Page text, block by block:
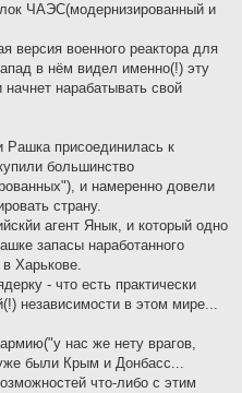
ЧАЭС(модернизированный и
версия военного реактора для
в нём видел именно(!) эту
нарабатывать свой
присоединилась к
большинство
и намеренно довели
страну.
агент Янык, и который одно
запасы наработанного
Харькове.
- что есть практически
независимости в этом мире...
нас же нету врагов,
были Крым и Донбасс...
что-либо с этим